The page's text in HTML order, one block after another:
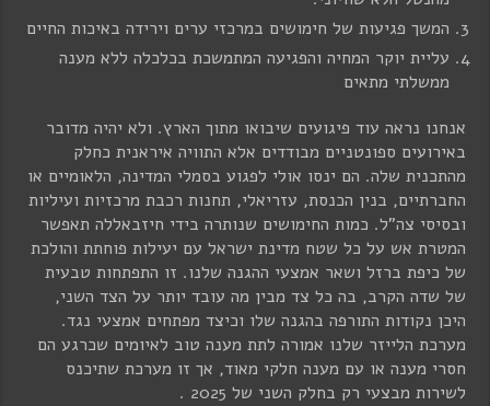
המשך פגיעות של חימושים במרכזי ערים וירידה באיכות החיים
עליית יוקר המחיה והפגיעה המתמשכת בכלכלה ללא מענה
ממשלתי מתאים
אנחנו נראה עוד פיגועים שיבואו מתוך הארץ. ולא יהיה מדובר
באירועים ספונטניים מבודדים אלא התוויה איראנית כחלק
מהתכנית שלה. הם ינסו אולי לפגוע בסמלי המדינה, הלאומיים או
החברתיים, בנין הכנסת, עזריאלי, תחנות רכבת מרכזיות ועיליות
ובסיסי צה"ל. כמות החימושים שנותרה בידי חיזבאללה תאפשר
המטרת אש על כל שטח מדינת ישראל עם יעילות פוחתת והולכת
של כיפת ברזל ושאר אמצעי ההגנה שלנו. זו התפתחות טבעית
של שדה הקרב, בה כל צד מבין מה עובד יותר על הצד השני,
היכן נקודות התורפה בהגנה שלו וכיצד מפתחים אמצעי נגד.
מערכת הלייזר שלנו אמורה לתת מענה טוב לאיומים שכרגע הם
חסרי מענה או עם מענה חלקי מאוד, אך זו מערכת שתיכנס
לשירות מבצעי רק בחלק השני של 2025 .